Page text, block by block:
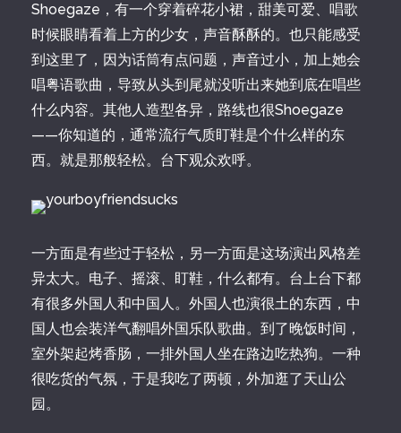
Shoegaze，有一个穿着碎花小裙，甜美可爱、唱歌
时候眼睛看着上方的少女，声音酥酥的。也只能感受
到这里了，因为话筒有点问题，声音过小，加上她会
唱粤语歌曲，导致从头到尾就没听出来她到底在唱些
什么内容。其他人造型各异，路线也很Shoegaze
——你知道的，通常流行气质盯鞋是个什么样的东
西。就是那般轻松。台下观众欢呼。
一方面是有些过于轻松，另一方面是这场演出风格差
异太大。电子、摇滚、盯鞋，什么都有。台上台下都
有很多外国人和中国人。外国人也演很土的东西，中
国人也会装洋气翻唱外国乐队歌曲。到了晚饭时间，
室外架起烤香肠，一排外国人坐在路边吃热狗。一种
很吃货的气氛，于是我吃了两顿，外加逛了天山公
园。